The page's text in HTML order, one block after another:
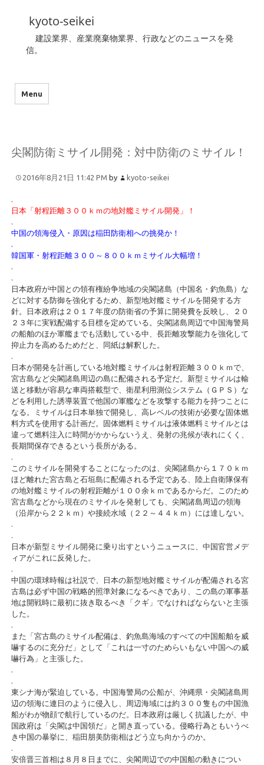
kyoto-seikei
建設業界、産業廃棄物業界、行政などのニュースを発
信。
Menu
尖閣防衛ミサイル開発：対中防衛のミサイル！
2016年8月21日 11:42 PM by kyoto-seikei
.
日本「射程距離３００ｋｍの地対艦ミサイル開発」！
.
中国の領海侵入・原因は稲田防衛相への挑発か！
.
韓国軍・射程距離３００～８００ｋｍミサイル大幅増！
.
.
日本政府が中国との領有権紛争地域の尖閣諸島（中国名・釣魚島）な
どに対する防御を強化するため、新型地対艦ミサイルを開発する方
針。日本政府は２０１７年度の防衛省の予算に開発費を反映し、２０
２３年に実戦配備する目標を定めている。尖閣諸島周辺で中国海警局
の船舶のほか軍艦までも活動している中、長距離攻撃能力を強化して
抑止力を高めるためだと、同紙は解釈した。
.
日本が開発を計画している地対艦ミサイルは射程距離３００ｋｍで、
宮古島など尖閣諸島周辺の島に配備される予定だ。新型ミサイルは輸
送と移動が容易な車両搭載型で、衛星利用測位システム（ＧＰＳ）な
どを利用した誘導装置で他国の軍艦などを攻撃する能力を持つことに
なる。ミサイルは日本単独で開発し、高レベルの技術が必要な固体燃
料方式を使用する計画だ。固体燃料ミサイルは液体燃料ミサイルとは
違って燃料注入に時間がかからないうえ、発射の兆候が表れにくく、
長期間保存できるという長所がある。
.
このミサイルを開発することになったのは、尖閣諸島から１７０ｋｍ
ほど離れた宮古島と石垣島に配備される予定である、陸上自衛隊保有
の地対艦ミサイルの射程距離が１００余ｋｍであるからだ。このため
宮古島などから現在のミサイルを発射しても、尖閣諸島周辺の領海
（沿岸から２２ｋｍ）や接続水域（２２～４４ｋｍ）には達しない。
.
.
日本が新型ミサイル開発に乗り出すというニュースに、中国官営メデ
ィアがこれに反発した。
.
中国の環球時報は社説で、日本の新型地対艦ミサイルが配備される宮
古島は必ず中国の戦略的照準対象になるべきであり、この島の軍事基
地は開戦時に最初に抜き取るべき「クギ」でなければならないと主張
した。
.
また「宮古島のミサイル配備は、釣魚島海域のすべての中国船舶を威
嚇するのに充分だ」として「これは一寸のためらいもない中国への威
嚇行為」と主張した。
.
.
東シナ海が緊迫している。中国海警局の公船が、沖縄県・尖閣諸島周
辺の領海に連日のように侵入し、周辺海域には約３００隻もの中国漁
船がわが物顔で航行しているのだ。日本政府は厳しく抗議したが、中
国政府は「尖閣は中国領だ」と開き直っている。侵略行為ともいうべ
き中国の暴挙に、稲田朋美防衛相はどう立ち向かうのか。
.
安倍晋三首相は８月８日までに、尖閣周辺での中国船の動きについ